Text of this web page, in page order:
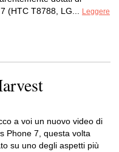
(HTC T8788, LG...
Leggere
a voi un nuovo video di
Phone 7, questa volta
su uno degli aspetti più